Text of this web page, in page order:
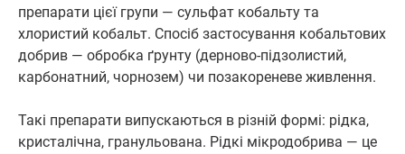
препарати цієї групи — сульфат кобальту та
хлористий кобальт. Спосіб застосування кобальтових
добрив — обробка ґрунту (дерново-підзолистий,
карбонатний, чорнозем) чи позакореневе живлення.
Такі препарати випускаються в різній формі: рідка,
кристалічна, гранульована. Рідкі мікродобрива — це